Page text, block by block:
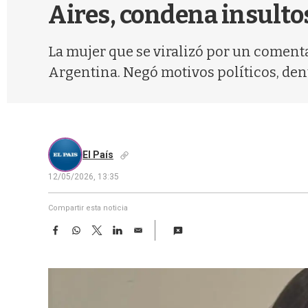
Aires, condena
La mujer que se viralizó por un
Argentina. Negó motivos políticos,
El País
12/05/2026, 13:35
Compartir esta noticia
F
e
W
t
T
w
t
L
k
E
i